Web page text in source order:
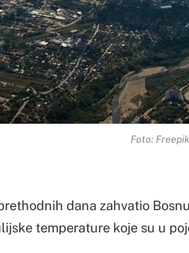
Foto: Freepik
dana zahvatio
temperature koje su u